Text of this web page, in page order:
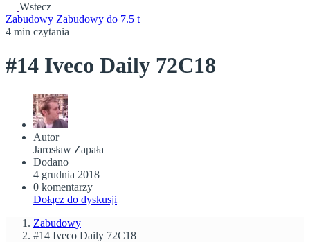
Wstecz
Zabudowy Zabudowy do 7.5 t
4 min czytania
#14 Iveco Daily 72C18
Autor
Jarosław Zapała
Dodano
4 grudnia 2018
0 komentarzy
Dołącz do dyskusji
Zabudowy
#14 Iveco Daily 72C18